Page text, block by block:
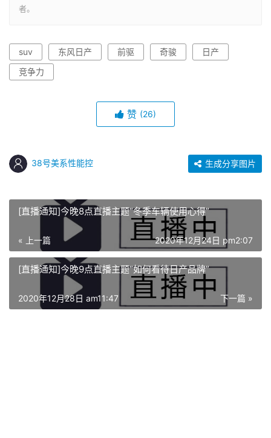
者。
suv 东风日产 前驱 奇骏
日产
竞争力
赞 (26)
38号美系性能控 生成分享图片
[直播通知]今晚8点直播主题“冬季车辆使用心得”
« 上一篇 2020年12月24日 pm2:07
[直播通知]今晚9点直播主题“如何看待日产品牌”
下一篇 »
2020年12月28日 am11:47